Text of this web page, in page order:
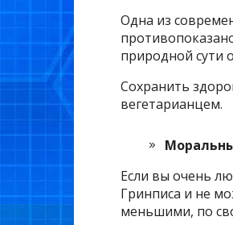
Одна из
природной сути
Сохранить
вегетарианцем.
Если вы очень
Гринписа и не
меньшими, по